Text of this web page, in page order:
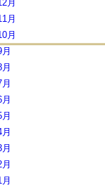
月
月
月